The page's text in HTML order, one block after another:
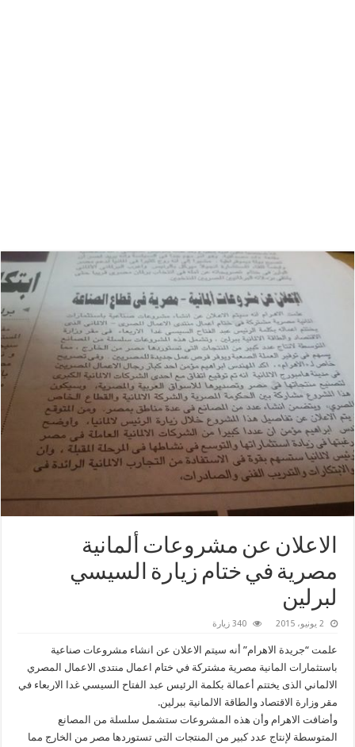
الاعلان عن مشروعات ألمانية
مصرية في ختام زيارة السيسي
لبرلين
2 يونيو، 2015 340 زيارة
علمت “جريدة الاهرام” أنه سيتم الاعلان عن انشاء مشروعات صناعية
باستثمارات المانية مصرية مشتركة في ختام اعمال منتدى الاعمال المصري
الالماني الذى يختتم أعمالة بكلمة الرئيس عبد الفتاح السيسي غدا الاربعاء في
مقر وزارة الاقتصاد والطاقة الالمانية ببرلين.
وأضافت الاهرام وأن هذه المشروعات ستشمل سلسلة من المصانع
المتوسطة لإنتاج عدد كبير من المنتجات التى تستوردها مصر من الخارج مما